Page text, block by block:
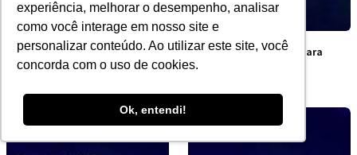
experiência, melhorar o desempenho, analisar
como você interage em nosso site e
personalizar conteúdo. Ao utilizar este site, você
concorda com o uso de cookies.
Ok, entendi!
Por que apenas 17% dos
brasileiros têm seguro?
A cobertura inédita para